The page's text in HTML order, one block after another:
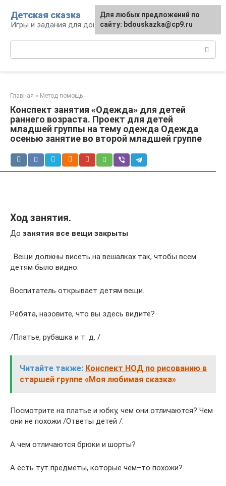
контенту
Детская сказка
Игры и задания для дошкольников
Главная » Метод-помощь
Конспект занятия «Одежда» для детей
раннего возраста. Проект для детей
младшей группы на тему одежда Одежда
осенью занятие во второй младшей группе
Ход занятия.
До занятия все вещи закрыты
. Вещи должны висеть на вешалках так, чтобы всем
детям было видно.
Воспитатель открывает детям вещи.
Ребята, назовите, что вы здесь видите?
/Платье, рубашка и т. д. /
Читайте также: Конспект НОД по рисованию в
старшей группе «Моя любимая сказка»
Посмотрите на платье и юбку, чем они отличаются? Чем
они не похожи /Ответы детей /.
А чем отличаются брюки и шорты?
А есть тут предметы, которые чем–то похожи?
Для любых предложений по
сайту: bdouskazka@cp9.ru